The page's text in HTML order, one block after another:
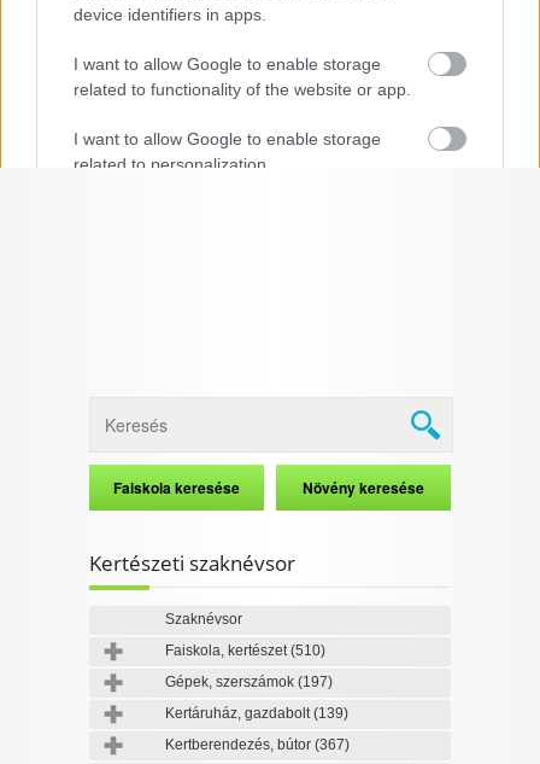
device identifiers in apps.
I want to allow Google to enable storage
related to functionality of the website or app.
I want to allow Google to enable storage
related to personalization.
Data Deletion Privacy Policy
Kertészeti szaknévsor
Szaknévsor
Faiskola, kertészet(510)
Gépek, szerszámok (197)
Kertáruház, gazdabolt(139)
Kertberendezés, bútor (367)